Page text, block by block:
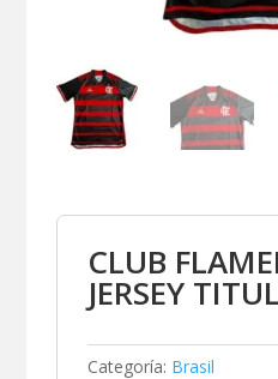
CLUB
JERSEY
Categoría: Brasil